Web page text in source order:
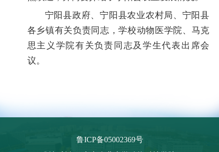
宁阳县政府、宁阳县农业农村局、宁阳县
各乡镇有关负责同志，学校动物医学院、马克
思主义学院有关负责同志及学生代表出席会
议。
鲁ICP备05002369号